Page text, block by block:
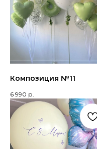
Композиция №11
6 990 р.